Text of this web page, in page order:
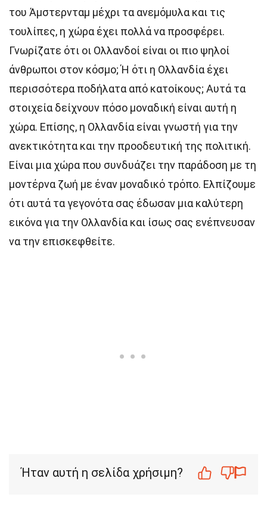
του Άμστερνταμ μέχρι τα ανεμόμυλα και τις
τουλίπες, η χώρα έχει πολλά να προσφέρει.
Γνωρίζατε ότι οι Ολλανδοί είναι οι πιο ψηλοί
άνθρωποι στον κόσμο; Ή ότι η Ολλανδία έχει
περισσότερα ποδήλατα από κατοίκους; Αυτά τα
στοιχεία δείχνουν πόσο μοναδική είναι αυτή η
χώρα. Επίσης, η Ολλανδία είναι γνωστή για την
ανεκτικότητα και την προοδευτική της πολιτική.
Είναι μια χώρα που συνδυάζει την παράδοση με τη
μοντέρνα ζωή με έναν μοναδικό τρόπο. Ελπίζουμε
ότι αυτά τα γεγονότα σας έδωσαν μια καλύτερη
εικόνα για την Ολλανδία και ίσως σας ενέπνευσαν
να την επισκεφθείτε.
Ήταν αυτή η σελίδα χρήσιμη?